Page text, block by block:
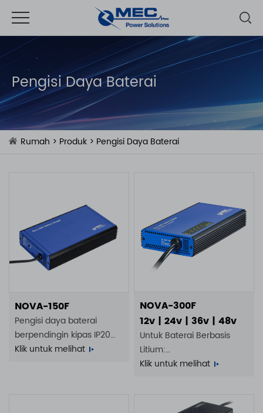
Pengisi Daya Baterai
Rumah > Produk > Pengisi Daya Baterai
NOVA-150F
Pengisi daya baterai
berpendingin kipas IP20
150W 10A 9A 7A 5A 100 -
Klik untuk melihat
NOVA-300F
12v | 24v | 36v | 48v
Untuk Baterai Berbasis
Litium:
4S 20A | 8S 10A | 14S 6A |
Klik untuk melihat